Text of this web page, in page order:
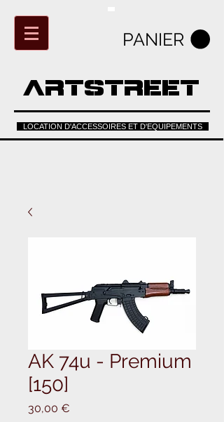
PANIER
ARTSTREET
LOCATION D'ACCESSOIRES ET D'EQUIPEMENTS
AK 74u - Premium
[150]
30,00 €